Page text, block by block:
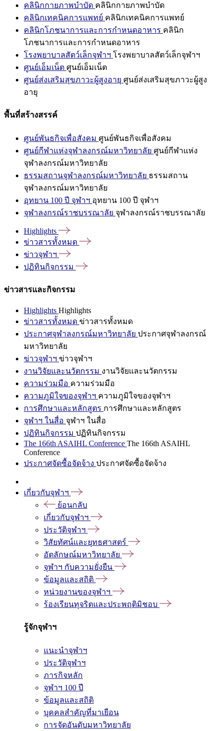
คลินิกกายภาพบำบัด คลินิกกายภาพบำบัด
คลินิกเทคนิคการแพทย์ คลินิกเทคนิคการแพทย์
คลินิกโภชนาการและการกำหนดอาหาร คลินิก
โภชนาการและการกำหนดอาหาร
โรงพยาบาลสัตว์เล็กจุฬาฯ โรงพยาบาลสัตว์เล็กจุฬาฯ
ศูนย์เอ็มเน็ต ศูนย์เอ็มเน็ต
ศูนย์ส่งเสริมสุขภาวะผู้สูงอายุ ศูนย์ส่งเสริมสุขภาวะผู้สูง
อายุ
พื้นที่สร้างสรรค์
ศูนย์พันธกิจเพื่อสังคม ศูนย์พันธกิจเพื่อสังคม
ศูนย์กีฬาแห่งจุฬาลงกรณ์มหาวิทยาลัย ศูนย์กีฬาแห่ง
จุฬาลงกรณ์มหาวิทยาลัย
ธรรมสถานจุฬาลงกรณ์มหาวิทยาลัย ธรรมสถาน
จุฬาลงกรณ์มหาวิทยาลัย
อุทยาน 100 ปี จุฬาฯ อุทยาน 100 ปี จุฬาฯ
จุฬาลงกรณ์ราชบรรณาลัย จุฬาลงกรณ์ราชบรรณาลัย
Highlights
ข่าวสารทั้งหมด
ข่าวจุฬาฯ
ปฏิทินกิจกรรม
ข่าวสารและกิจกรรม
Highlights Highlights
ข่าวสารทั้งหมด ข่าวสารทั้งหมด
ประกาศจุฬาลงกรณ์มหาวิทยาลัย ประกาศจุฬาลงกรณ์
มหาวิทยาลัย
ข่าวจุฬาฯ ข่าวจุฬาฯ
งานวิจัยและนวัตกรรม งานวิจัยและนวัตกรรม
ความร่วมมือ ความร่วมมือ
ความภูมิใจของจุฬาฯ ความภูมิใจของจุฬาฯ
การศึกษาและหลักสูตร การศึกษาและหลักสูตร
จุฬาฯ ในสื่อ จุฬาฯ ในสื่อ
ปฏิทินกิจกรรม ปฏิทินกิจกรรม
The 166th ASAIHL Conference The 166th ASAIHL
Conference
ประกาศจัดซื้อจัดจ้าง ประกาศจัดซื้อจัดจ้าง
เกี่ยวกับจุฬาฯ
ย้อนกลับ
เกี่ยวกับจุฬาฯ
ประวัติจุฬาฯ
วิสัยทัศน์และยุทธศาสตร์
อัตลักษณ์มหาวิทยาลัย
จุฬาฯ กับความยั่งยืน
ข้อมูลและสถิติ
หน่วยงานของจุฬาฯ
ร้องเรียนทุจริตและประพฤติมิชอบ
รู้จักจุฬาฯ
แนะนำจุฬาฯ
ประวัติจุฬาฯ
ภารกิจหลัก
จุฬาฯ 100 ปี
ข้อมูลและสถิติ
บุคคลสำคัญที่มาเยือน
การจัดอันดับมหาวิทยาลัย